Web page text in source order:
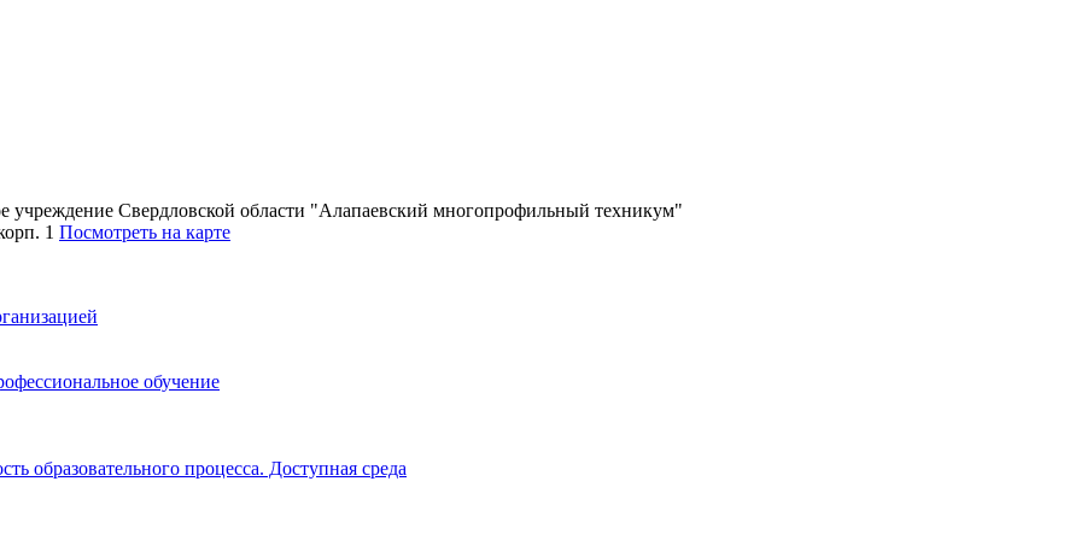
учреждение Свердловской области "Алапаевский многопрофильный техникум"
1 Посмотреть на карте
обучение
образовательного процесса. Доступная среда